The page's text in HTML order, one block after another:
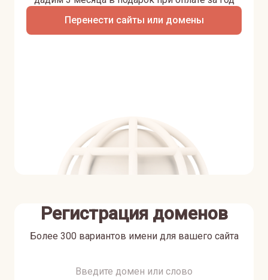
Перенести сайты или домены
Регистрация доменов
Более 300 вариантов имени для вашего сайта